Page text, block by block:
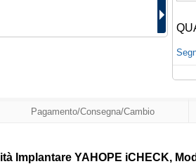
Pagamento/Consegna/Cambio
Implantare YAHOPE iCHECK,